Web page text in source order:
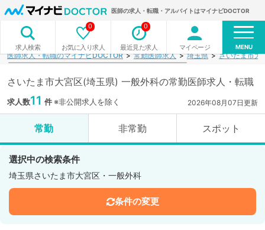
医師の求人・転職・アルバイトはマイナビDOCTOR
求人検索 お気に入り求人
0
最近見た求人
0
マイページ MENU
医師求人・転職のマイナビDOCTOR 常勤医師求人 埼玉県 さいたま市大
さいたま市大宮区(埼玉県) 一般外科の常勤医師求人・転職
求人数11 件※非公開求人を除く 2026年08月07日更新
常勤 非常勤 スポット
選択中の検索条件
埼玉県さいたま市大宮区・一般外科
条件の変更